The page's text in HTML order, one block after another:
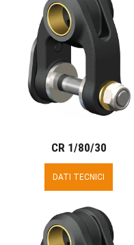
CR 1/80/30
DATI TECNICI